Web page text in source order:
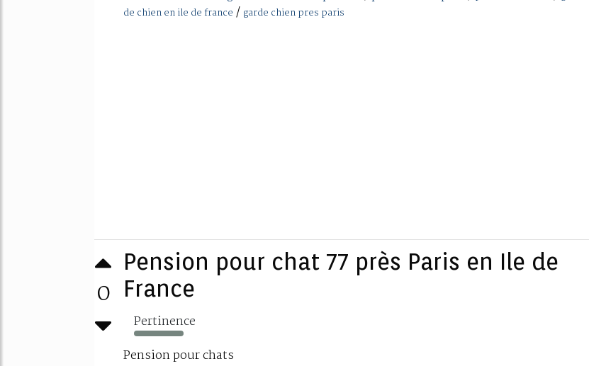
de chien en ile de france / garde chien pres paris
0
Pension pour chat 77 près Paris en Ile de
France
Pertinence
213%
Pension pour chats